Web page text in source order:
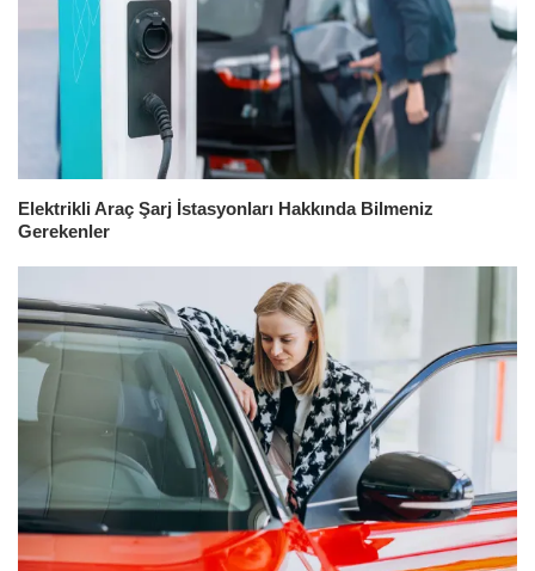
Elektrikli Araç Şarj İstasyonları Hakkında Bilmeniz
Gerekenler